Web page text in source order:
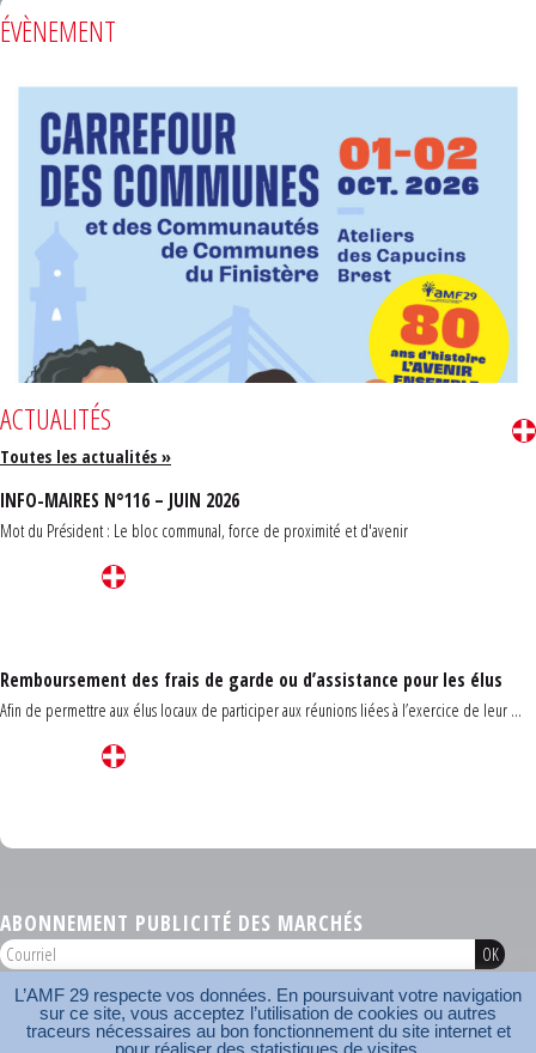
ÉVÈNEMENT
ACTUALITÉS
Toutes les actualités »
INFO-MAIRES N°116 – JUIN 2026
Mot du Président : Le bloc communal, force de proximité et d'avenir
Remboursement des frais de garde ou d’assistance pour les élus
Afin de permettre aux élus locaux de participer aux réunions liées à l’exercice de leur ...
ABONNEMENT PUBLICITÉ DES MARCHÉS
AMF 29 © 2026
Plan du site Nos coordonnées Mentions légales
Contact
L’AMF 29 respecte vos données. En poursuivant votre navigation
sur ce site, vous acceptez l’utilisation de cookies ou autres
traceurs nécessaires au bon fonctionnement du site internet et
pour réaliser des statistiques de visites.